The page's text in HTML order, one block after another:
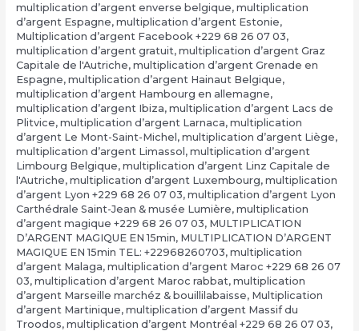
multiplication d’argent enverse belgique, multiplication
d’argent Espagne, multiplication d’argent Estonie,
Multiplication d’argent Facebook +229 68 26 07 03,
multiplication d’argent gratuit, multiplication d’argent Graz
Capitale de l'Autriche, multiplication d’argent Grenade en
Espagne, multiplication d’argent Hainaut Belgique,
multiplication d’argent Hambourg en allemagne,
multiplication d’argent Ibiza, multiplication d’argent Lacs de
Plitvice, multiplication d’argent Larnaca, multiplication
d’argent Le Mont-Saint-Michel, multiplication d’argent Liège,
multiplication d’argent Limassol, multiplication d’argent
Limbourg Belgique, multiplication d’argent Linz Capitale de
l'Autriche, multiplication d’argent Luxembourg, multiplication
d’argent Lyon +229 68 26 07 03, multiplication d’argent Lyon
Carthédrale Saint-Jean & musée Lumière, multiplication
d’argent magique +229 68 26 07 03, MULTIPLICATION
D’ARGENT MAGIQUE EN 15min, MULTIPLICATION D’ARGENT
MAGIQUE EN 15min TEL: +22968260703, multiplication
d’argent Malaga, multiplication d’argent Maroc +229 68 26 07
03, multiplication d’argent Maroc rabbat, multiplication
d’argent Marseille marchéz & bouillilabaisse, Multiplication
d’argent Martinique, multiplication d’argent Massif du
Troodos, multiplication d’argent Montréal +229 68 26 07 03,